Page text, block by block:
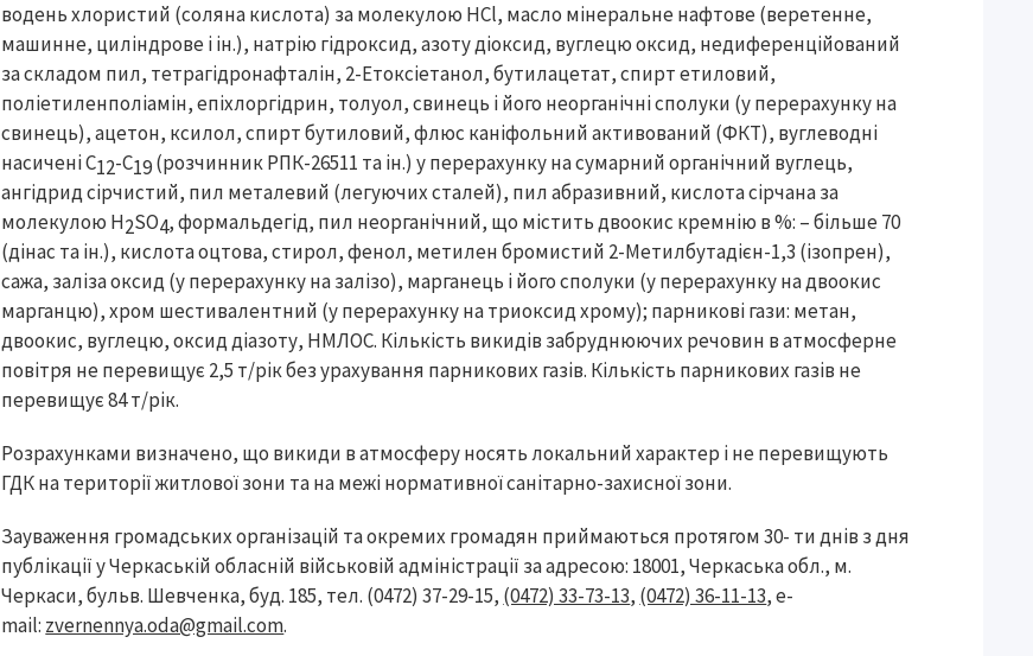
водень хлористий (соляна кислота) за молекулою HCl, масло мінеральне нафтове (веретенне,
машинне, циліндрове і ін.), натрію гідроксид, азоту діоксид, вуглецю оксид, недиференційований
за складом пил, тетрагідронафталін, 2-Етоксіетанол, бутилацетат, спирт етиловий,
поліетиленполіамін, епіхлоргідрин, толуол, свинець і його неорганічні сполуки (у перерахунку на
свинець), ацетон, ксилол, спирт бутиловий, флюс каніфольний активований (ФКТ), вуглеводні
насичені C12-C19(розчинник РПК-26511 та ін.) у перерахунку на сумарний органічний вуглець,
ангідрид сірчистий, пил металевий (легуючих сталей), пил абразивний, кислота сірчана за
молекулою H2SO4, формальдегід, пил неорганічний, що містить двоокис кремнію в %: – більше 70
(дінас та ін.), кислота оцтова, стирол, фенол, метилен бромистий 2-Метилбутадієн-1,3 (ізопрен),
сажа, заліза оксид (у перерахунку на залізо), марганець і його сполуки (у перерахунку на двоокис
марганцю), хром шестивалентний (у перерахунку на триоксид хрому); парникові гази: метан,
двоокис, вуглецю, оксид діазоту, НМЛОС. Кількість викидів забруднюючих речовин в атмосферне
повітря не перевищує 2,5 т/рік без урахування парникових газів. Кількість парникових газів не
перевищує 84 т/рік.
Розрахунками визначено, що викиди в атмосферу носять локальний характер і не перевищують
ГДК на території житлової зони та на межі нормативної санітарно-захисної зони.
Зауваження громадських організацій та окремих громадян приймаються протягом 30- ти днів з дня
публікації у Черкаській обласній військовій адміністрації за адресою: 18001, Черкаська обл., м.
Черкаси, бульв. Шевченка, буд. 185, тел. (0472) 37-29-15, (0472) 33-73-13, (0472) 36-11-13, e-
mail: zvernennya.oda@gmail.com.